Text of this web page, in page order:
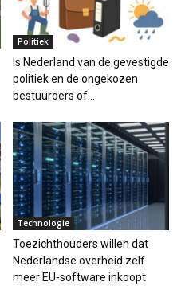
Politiek
Is Nederland van de gevestigde
politiek en de ongekozen
bestuurders of...
Technologie
Toezichthouders willen dat
Nederlandse overheid zelf
meer EU-software inkoopt